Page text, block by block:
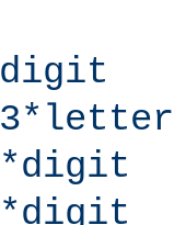
3*letter